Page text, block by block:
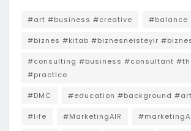
#art #business #creative #balance
#biznes #kitab #biznesneisteyir
#consulting #business #consultant
#practice
#DMC #education #background
#life #MarketingAIR